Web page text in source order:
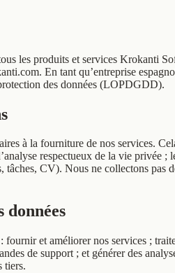
les produits et services Krokanti
En tant qu’entreprise
des données (LOPDGDD).
à la fourniture de nos services.
respectueux de la vie privée
CV). Nous ne collectons pas
données
et améliorer nos services ;
de support ; et générer des
tiers.